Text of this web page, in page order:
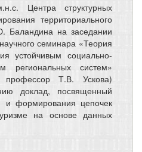
Центра структурных
территориального
на заседании
семинара «Теория
устойчивым социально-
региональных систем»
профессор Т.В. Ускова)
доклад, посвященный
и формирования цепочек
на основе данных